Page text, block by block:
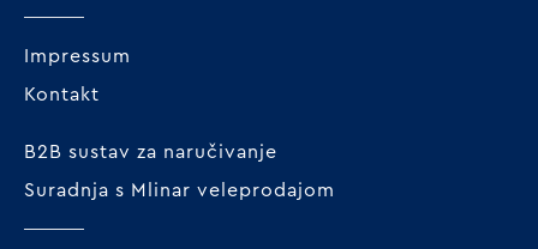
Impressum
Kontakt
B2B sustav za naručivanje
Suradnja s Mlinar veleprodajom